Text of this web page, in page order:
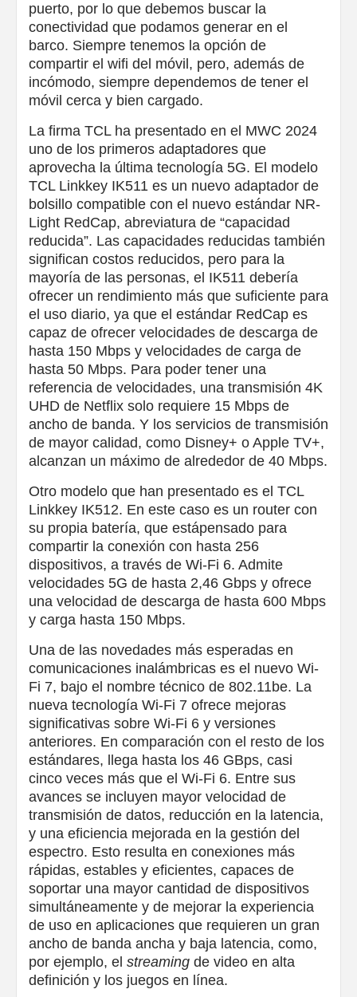
puerto, por lo que debemos buscar la
conectividad que podamos generar en el
barco. Siempre tenemos la opción de
compartir el wifi del móvil, pero, además de
incómodo, siempre dependemos de tener el
móvil cerca y bien cargado.
La firma TCL ha presentado en el MWC 2024
uno de los primeros adaptadores que
aprovecha la última tecnología 5G. El modelo
TCL Linkkey IK511 es un nuevo adaptador de
bolsillo compatible con el nuevo estándar NR-
Light RedCap, abreviatura de “capacidad
reducida”. Las capacidades reducidas también
significan costos reducidos, pero para la
mayoría de las personas, el IK511 debería
ofrecer un rendimiento más que suficiente para
el uso diario, ya que el estándar RedCap es
capaz de ofrecer velocidades de descarga de
hasta 150 Mbps y velocidades de carga de
hasta 50 Mbps. Para poder tener una
referencia de velocidades, una transmisión 4K
UHD de Netflix solo requiere 15 Mbps de
ancho de banda. Y los servicios de transmisión
de mayor calidad, como Disney+ o Apple TV+,
alcanzan un máximo de alrededor de 40 Mbps.
Otro modelo que han presentado es el TCL
Linkkey IK512. En este caso es un router con
su propia batería, que estápensado para
compartir la conexión con hasta 256
dispositivos, a través de Wi-Fi 6. Admite
velocidades 5G de hasta 2,46 Gbps y ofrece
una velocidad de descarga de hasta 600 Mbps
y carga hasta 150 Mbps.
Una de las novedades más esperadas en
comunicaciones inalámbricas es el nuevo Wi-
Fi 7, bajo el nombre técnico de 802.11be. La
nueva tecnología Wi-Fi 7 ofrece mejoras
significativas sobre Wi-Fi 6 y versiones
anteriores. En comparación con el resto de los
estándares, llega hasta los 46 GBps, casi
cinco veces más que el Wi-Fi 6. Entre sus
avances se incluyen mayor velocidad de
transmisión de datos, reducción en la latencia,
y una eficiencia mejorada en la gestión del
espectro. Esto resulta en conexiones más
rápidas, estables y eficientes, capaces de
soportar una mayor cantidad de dispositivos
simultáneamente y de mejorar la experiencia
de uso en aplicaciones que requieren un gran
ancho de banda ancha y baja latencia, como,
por ejemplo, el streaming de video en alta
definición y los juegos en línea.